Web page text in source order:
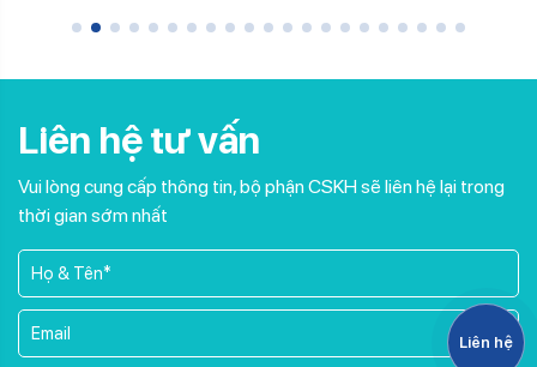
Liên hệ tư vấn
Vui lòng cung cấp thông tin, bộ phận CSKH sẽ liên hệ lại trong
thời gian sớm nhất
Liên hệ